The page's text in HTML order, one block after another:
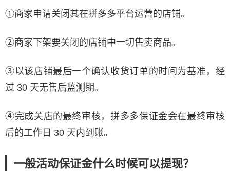
①商家申请关闭其在拼多多平台运营的店铺。
②商家下架要关闭的店铺中一切售卖商品。
③以该店铺最后一个确认收货订单的时间为基准，经
过 30 天无售后监测期。
④完成关店的最终审核，拼多多保证金会在最终审核
后的工作日 30 天内到账。
一般活动保证金什么时候可以提现？